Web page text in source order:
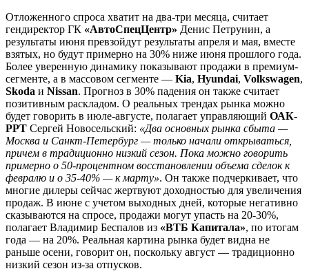
Отложенного спроса хватит на два-три месяца, считает
гендиректор ГК «АвтоСпецЦентр» Денис Петрунин, а
результаты июня превзойдут результаты апреля и мая, вместе
взятых, но будут примерно на 30% ниже июня прошлого года.
Более уверенную динамику показывают продажи в премиум-
сегменте, а в массовом сегменте — Kia, Hyundai, Volkswagen,
Skoda и Nissan. Прогноз в 30% падения он также считает
позитивным раскладом. О реальных трендах рынка можно
будет говорить в июле-августе, полагает управляющий ОАК-
РРТ Сергей Новосельский: «Два основных рынка сбыта —
Москва и Санкт-Петербург — только начали открываться,
причем в традиционно низкий сезон. Пока можно говорить
примерно о 50-процентном восстановлении объема сделок к
февралю и о 35-40% — к марту». Он также подчеркивает, что
многие дилеры сейчас жертвуют доходностью для увеличения
продаж. В июне с учетом выходных дней, которые негативно
сказываются на спросе, продажи могут упасть на 20-30%,
полагает Владимир Беспалов из «ВТБ Капитала», по итогам
года — на 20%. Реальная картина рынка будет видна не
раньше осени, говорит он, поскольку август — традиционно
низкий сезон из-за отпусков.